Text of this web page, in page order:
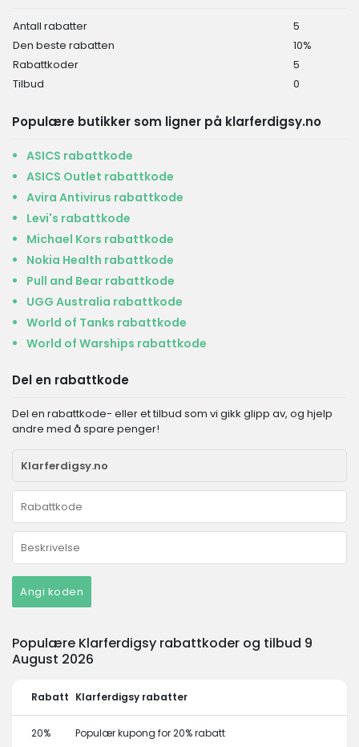
Antall rabatter
5
Den beste rabatten
10%
Rabattkoder
5
Tilbud
0
Populære butikker som ligner på klarferdigsy.no
ASICS rabattkode
ASICS Outlet rabattkode
Avira Antivirus rabattkode
Levi's rabattkode
Michael Kors rabattkode
Nokia Health rabattkode
Pull and Bear rabattkode
UGG Australia rabattkode
World of Tanks rabattkode
World of Warships rabattkode
Del en rabattkode
Del en rabattkode- eller et tilbud som vi gikk glipp av, og hjelp
andre med å spare penger!
Angi koden
Populære Klarferdigsy rabattkoder og tilbud 9
August 2026
Rabatt Klarferdigsy rabatter
20% Populær kupong for 20% rabatt